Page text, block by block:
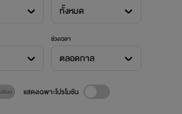
ทั้งหมด
ช่วงเวลา
ตลอดกาล
แสดงเฉพาะโปรโมชัน